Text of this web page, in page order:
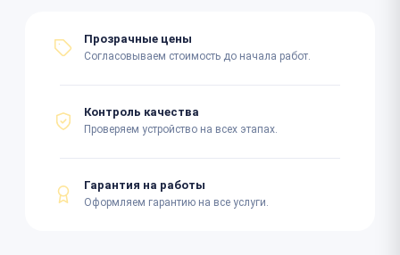
Прозрачные цены
Согласовываем стоимость до начала работ.
Контроль качества
Проверяем устройство на всех этапах.
Гарантия на работы
Оформляем гарантию на все услуги.